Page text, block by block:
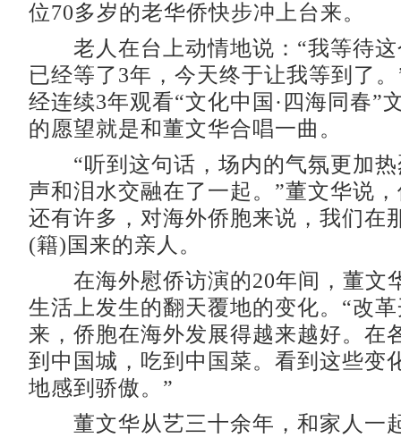
位70多岁的老华侨快步冲上台来。
老人在台上动情地说：“我等待这
已经等了3年，今天终于让我等到了
经连续3年观看“文化中国·四海同春”
的愿望就是和董文华合唱一曲。
“听到这句话，场内的气氛更加热
声和泪水交融在了一起。”董文华说
还有许多，对海外侨胞来说，我们在
(籍)国来的亲人。
在海外慰侨访演的20年间，董文
生活上发生的翻天覆地的变化。“改
来，侨胞在海外发展得越来越好。在
到中国城，吃到中国菜。看到这些变
地感到骄傲。”
董文华从艺三十余年，和家人一